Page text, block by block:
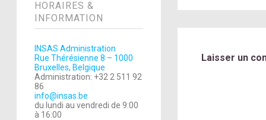
HORAIRES &
INFORMATION
INSAS Administration
Rue Thérésienne 8 – 1000
Bruxelles, Belgique
Administration: +32 2 511 92
86
info@insas.be
du lundi au vendredi de 9:00
à 16:00
Laisser un